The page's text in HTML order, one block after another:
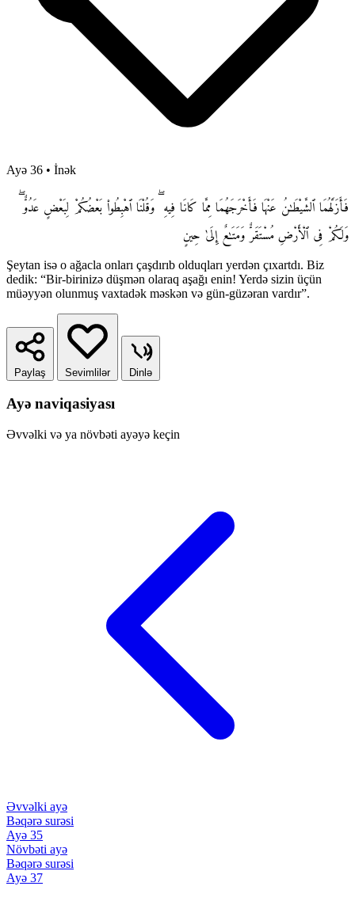
Ayə 36 • İnək
فَأَزَلَّهُمَا ٱلشَّيْطَـٰنُ عَنْهَا فَأَخْرَجَهُمَا مِمَّا كَانَا فِيهِ ۖ وَقُلْنَا ٱهْبِطُوا۟ بَعْضُكُمْ لِبَعْضٍ عَدُوٌّ ۖ
وَلَكُمْ فِى ٱلْأَرْضِ مُسْتَقَرٌّ وَمَتَـٰعٌ إِلَىٰ حِينٍ
Şeytan isə o ağacla onları çaşdırıb olduqları yerdən çıxartdı. Biz
dedik: “Bir-birinizə düşmən olaraq aşağı enin! Yerdə sizin üçün
müəyyən olunmuş vaxtadək məskən və gün-güzəran vardır”.
Paylaş Sevimlilər Dinlə
Ayə naviqasiyası
Əvvəlki və ya növbəti ayəyə keçin
Əvvəlki ayə
Bəqərə surəsi
Ayə 35
Növbəti ayə
Bəqərə surəsi
Ayə 37